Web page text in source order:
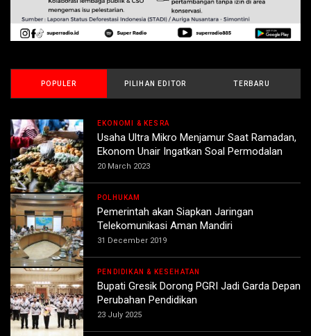
POPULER PILIHAN EDITOR TERBARU
EKONOMI & KESRA
Usaha Ultra Mikro Menjamur Saat Ramadan,
Ekonom Unair Ingatkan Soal Permodalan
20 March 2023
POLHUKAM
Pemerintah akan Siapkan Jaringan
Telekomunikasi Aman Mandiri
31 December 2019
PENDIDIKAN & KESEHATAN
Bupati Gresik Dorong PGRI Jadi Garda Depan
Perubahan Pendidikan
23 July 2025